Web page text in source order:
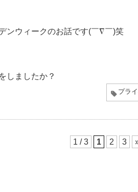
ンウィークのお話です(￣∇￣)笑
しましたか？
プラ
1 / 3 1 2 3